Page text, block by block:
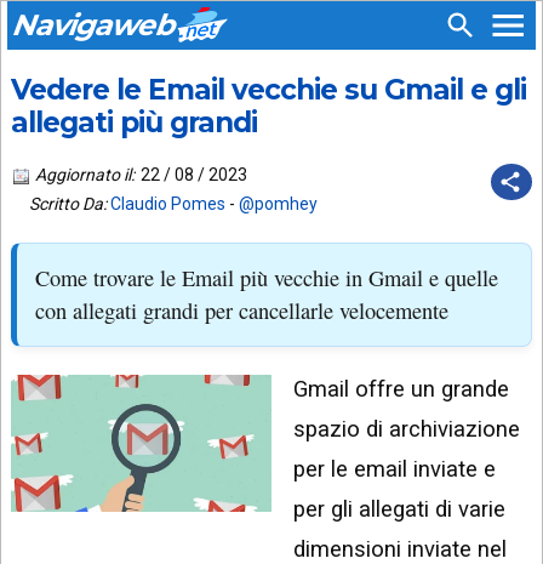
Navigaweb
HOME
SIAMO
SUPPORTO
CONTATTA
PIÙ
LETTI
POST
ARCHIVIO
SEGUICI
SU:
APP
ANDROID
EMAIL
TIKTOK
FACEBOOK
YOUTUBE
X
Vedere le Email vecchie su Gmail e gli
allegati più grandi
Aggiornato il: 22 / 08 / 2023
Scritto Da:Claudio Pomes - @pomhey
Come trovare le Email più vecchie in Gmail e quelle
con allegati grandi per cancellarle velocemente
Gmail offre un grande
spazio di archiviazione
per le email inviate e
per gli allegati di varie
dimensioni inviate nel